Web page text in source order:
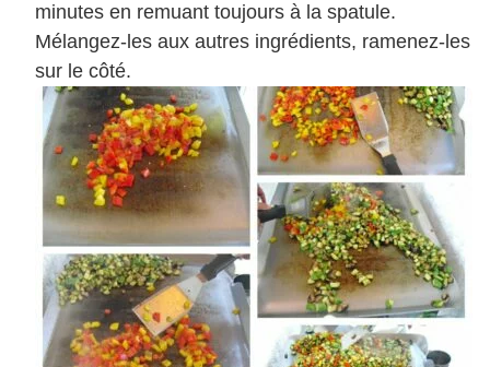
minutes en remuant toujours à la spatule.
Mélangez-les aux autres ingrédients, ramenez-les
sur le côté.